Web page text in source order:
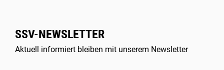
SSV-NEWSLETTER
Aktuell informiert bleiben mit unserem Newsletter